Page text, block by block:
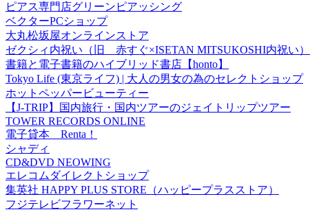
ピアス専門店グリーンピアッシング
ベクターPCショップ
大丸松坂屋オンラインストア
ゼクシィ内祝い（旧 赤すぐ×ISETAN MITSUKOSHI内祝い）
書籍と電子書籍のハイブリッド書店【honto】
Tokyo Life (東京ライフ) | 大人の男女の為のセレクトショップ
ホットペッパービューティー
【J-TRIP】国内旅行・国内ツアーのジェイトリップツアー
TOWER RECORDS ONLINE
電子貸本 Renta！
シャディ
CD&DVD NEOWING
エレコムダイレクトショップ
集英社 HAPPY PLUS STORE（ハッピープラスストア）
フジテレビフラワーネット